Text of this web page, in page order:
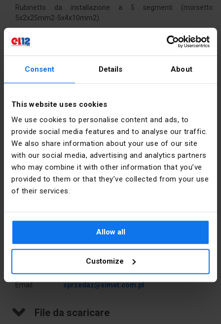
Consent Details About
This website uses cookies
We use cookies to personalise content and ads, to
provide social media features and to analyse our traffic.
We also share information about your use of our site
with our social media, advertising and analytics partners
who may combine it with other information that you’ve
provided to them or that they’ve collected from your use
of their services.
Allow all
Customize
Rubinetto da installazione a 5 segmenti (morsetto:
5x2x25mm2-5x4x10mm2)
Dati tecnici
Colore Giallo
Corrente
57
accurato
PKWIU 27.33.13.0
Śrubowy
16 mm²
Dettagli del produttore
Indirizzo
58-506
Góra al.
Jana Pawła
II 33 Polska
Email sprzedaz@simet.com.pl
File da scaricare